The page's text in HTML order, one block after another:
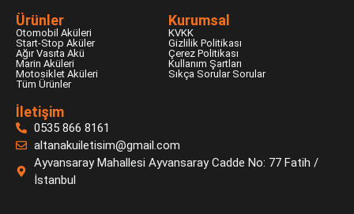
Ürünler
Otomobil Aküleri
Start-Stop Aküler
Ağır Vasıta Akü
Marin Aküleri
Motosiklet Aküleri
Tüm Ürünler
Kurumsal
KVKK
Gizlilik Politikası
Çerez Politikası
Kullanım Şartları
Sıkça Sorular Sorular
İletişim
0535 866 8161
altanakuiletisim@gmail.com
Ayvansaray Mahallesi Ayvansaray Cadde No: 77 Fatih /
İstanbul